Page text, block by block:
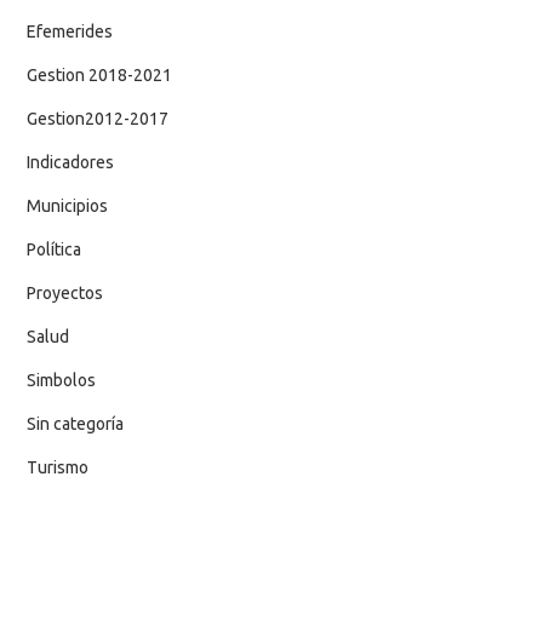
Efemerides
Gestion 2018-2021
Gestion2012-2017
Indicadores
Municipios
Política
Proyectos
Salud
Simbolos
Sin categoría
Turismo